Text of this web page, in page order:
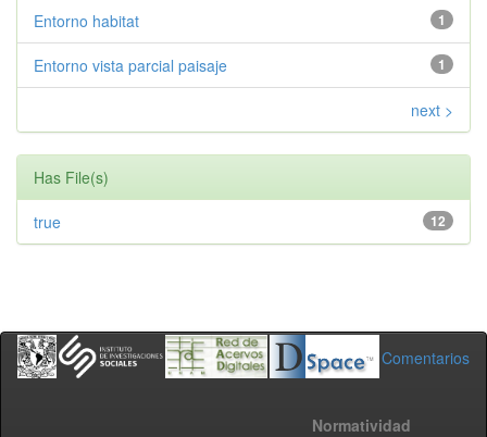
1
Entorno habitat
1
Entorno vista parcial paisaje
next >
Has File(s)
12
true
Comentarios
Normatividad